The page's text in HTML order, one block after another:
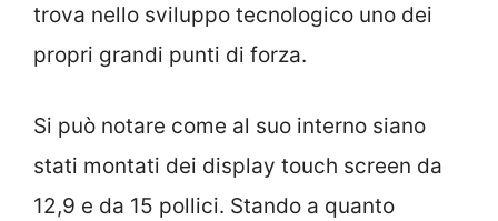
trova nello sviluppo tecnologico uno dei
propri grandi punti di forza.
Si può notare come al suo interno siano
stati montati dei display touch screen da
12,9 e da 15 pollici. Stando a quanto